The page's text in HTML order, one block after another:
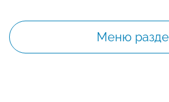
Меню